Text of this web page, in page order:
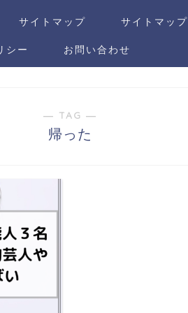
サイトマップ サイトマップ
シー お問い合わせ
― TAG ―
帰った